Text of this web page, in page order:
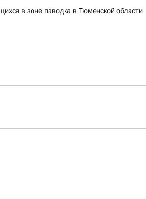
в зоне паводка в Тюменской области